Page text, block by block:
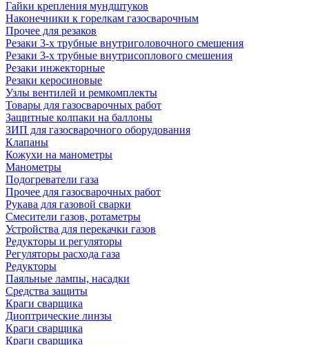
Гайки крепления мундштуков
Наконечники к горелкам газосварочным
Прочее для резаков
Резаки 3-х трубные внутриголовочного смешения
Резаки 3-х трубные внутрисоплового смешения
Резаки инжекторные
Резаки керосиновые
Узлы вентилей и ремкомплекты
Товары для газосварочных работ
Защитные колпаки на баллоны
ЗИП для газосварочного оборудования
Клапаны
Кожухи на манометры
Манометры
Подогреватели газа
Прочее для газосварочных работ
Рукава для газовой сварки
Смесители газов, ротаметры
Устройства для перекачки газов
Редукторы и регуляторы
Регуляторы расхода газа
Редукторы
Паяльные лампы, насадки
Средства защиты
Краги сварщика
Диоптрические линзы
Краги сварщика
Краги сварщика